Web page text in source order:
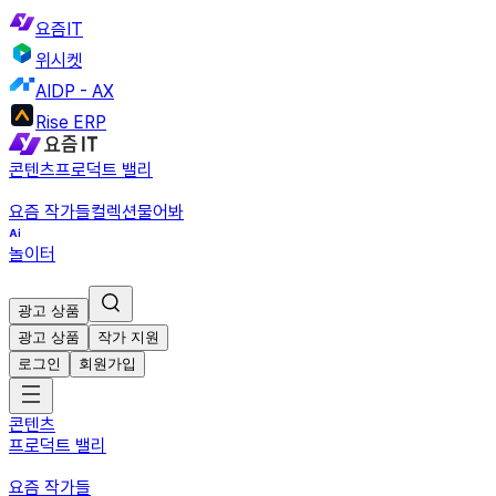
요즘IT
위시켓
AIDP - AX
Rise ERP
콘텐츠프로덕트 밸리
요즘 작가들컬렉션물어봐
놀이터
광고 상품
광고 상품
작가 지원
로그인
회원가입
콘텐츠
프로덕트 밸리
요즘 작가들